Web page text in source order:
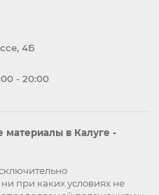
4Б
- 20:00
материалы в Калуге -
при каких условиях не